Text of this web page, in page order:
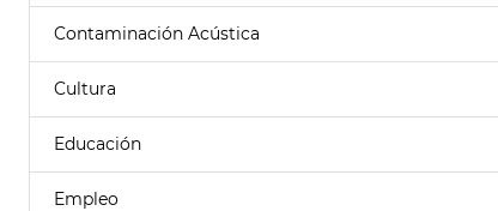
Contaminación Acústica
Cultura
Educación
Empleo